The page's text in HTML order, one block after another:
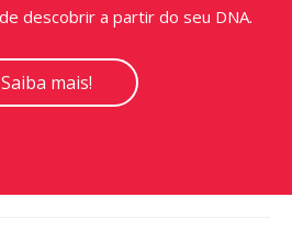
descobrir a partir do seu DNA.
Saiba mais!